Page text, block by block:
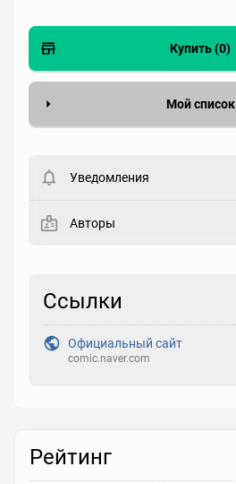
Купить (0)
Мой список
Статус
Рейтинг
Выберите рейтинг
Уведомления
Авторы
Ссылки
Официальный сайт
comic.naver.com
Рейтинг